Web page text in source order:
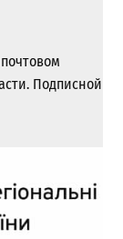
Подписной